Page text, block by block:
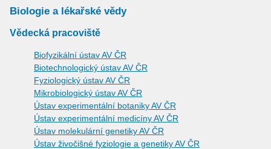
Biologie a lékařské vědy
Vědecká pracoviště
Biofyzikální ústav AV ČR
Biotechnologický ústav AV ČR
Fyziologický ústav AV ČR
Mikrobiologický ústav AV ČR
Ústav experimentální botaniky AV ČR
Ústav experimentální medicíny AV ČR
Ústav molekulární genetiky AV ČR
Ústav živočišné fyziologie a genetiky AV ČR